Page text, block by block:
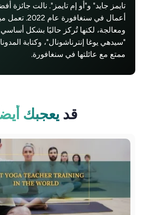
أعمال في سنغافورة
ومعالجة، لكنها تُركز حاليًا بشكل أساسي
"سيدهي يوغا إنترناشونال"، وكتابة
ممتع مع عائلتها في سنغافورة.
قديعجبك أيضاً